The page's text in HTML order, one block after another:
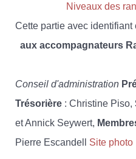
Niveaux des
Cette partie avec identifiant
aux accompagnateurs
Conseil d'administration
Trésorière : Christine Piso,
et Annick Seywert,
Pierre Escandell Site photo